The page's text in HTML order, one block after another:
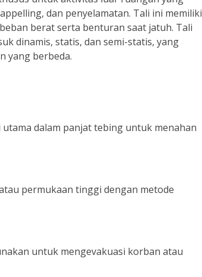
dan penyelamatan. Tali ini memiliki
berat serta benturan saat jatuh. Tali
dinamis, statis, dan semi-statis, yang
yang berbeda.
dalam panjat tebing untuk menahan
permukaan tinggi dengan metode
untuk mengevakuasi korban atau